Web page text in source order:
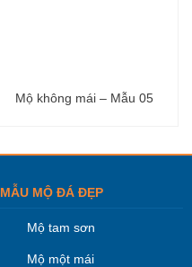
Mộ không mái – Mẫu 05
MẪU MỘ ĐÁ ĐẸP
Mộ tam sơn
Mộ một mái